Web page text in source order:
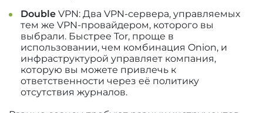
Double VPN: Два VPN-сервера, управляемых
тем же VPN-провайдером, которого вы
выбрали. Быстрее Tor, проще в
использовании, чем комбинация Onion, и
инфраструктурой управляет компания,
которую вы можете привлечь к
ответственности через её политику
отсутствия журналов.